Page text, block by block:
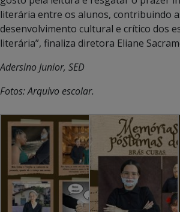
literária entre os alunos, contribuindo
desenvolvimento cultural e crítico dos
literária”, finaliza diretora Eliane
Adersino Junior, SED
Fotos: Arquivo escolar.